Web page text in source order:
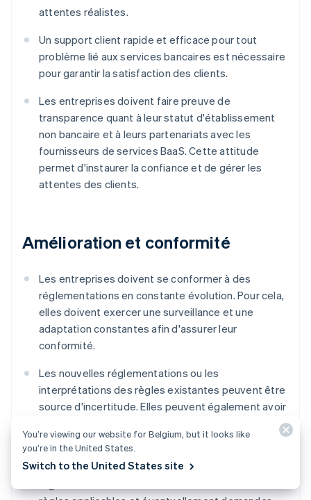
attentes réalistes.
Un support client rapide et efficace pour tout
problème lié aux services bancaires est nécessaire
pour garantir la satisfaction des clients.
Les entreprises doivent faire preuve de
transparence quant à leur statut d'établissement
non bancaire et à leurs partenariats avec les
fournisseurs de services BaaS. Cette attitude
permet d'instaurer la confiance et de gérer les
attentes des clients.
Amélioration et conformité
Les entreprises doivent se conformer à des
réglementations en constante évolution. Pour cela,
elles doivent exercer une surveillance et une
adaptation constantes afin d'assurer leur
conformité.
Les nouvelles réglementations ou les
interprétations des règles existantes peuvent être
source d'incertitude. Elles peuvent également avoir
financiers ou modèles économiques.
Les entreprises qui tombent dans des zones grises
You’re viewing our website for Belgium, but it looks like
you’re in the United States.
Switch to the United States site